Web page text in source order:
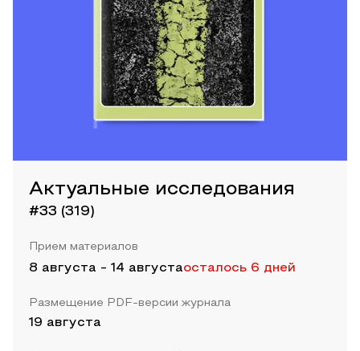
Актуальные исследования
#33 (319)
Прием материалов
8 августа - 14 августаосталось 6 дней
Размещение PDF-версии журнала
19 августа